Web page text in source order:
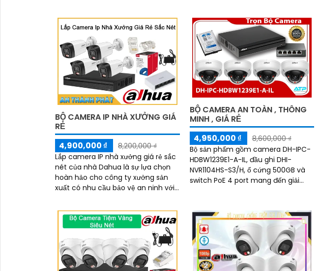
phân giải FULL HD 1080P
BỘ CAMERA IP NHÀ XƯỞNG GIÁ
RẺ
4,900,000 ₫
8,200,000 ₫
Lắp camera IP nhà xưởng giá rẻ sắc
nét của nhà Dahua là sự lựa chọn
hoàn hảo cho công ty xưởng sản
xuất có nhu cầu bảo vệ an ninh với
giám sát đáng quan tâm bộ
camera kho hàng nhà xưởng công
nghệ IP đảm bảo cung cấp hình ảnh
rõ nét chất lượng cao cho người
dùng với bộ camera camera IP
Dahua bảo vệ an ninh cho xưởng
BỘ CAMERA AN TOÀN , THÔNG
MINH , GIÁ RẺ
4,950,000 ₫
8,600,000 ₫
Bộ sản phẩm gồm camera DH-IPC-
HDBW1239E1-A-IL, đầu ghi DHI-
NVR1104HS-S3/H, ổ cứng 500GB và
switch PoE 4 port mang đến giải